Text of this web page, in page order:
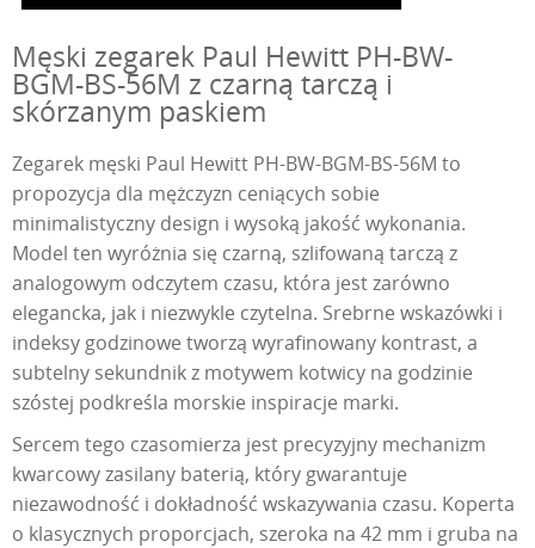
Męski zegarek Paul Hewitt PH-BW-
BGM-BS-56M z czarną tarczą i
skórzanym paskiem
Zegarek męski Paul Hewitt PH-BW-BGM-BS-56M to
propozycja dla mężczyzn ceniących sobie
minimalistyczny design i wysoką jakość wykonania.
Model ten wyróżnia się czarną, szlifowaną tarczą z
analogowym odczytem czasu, która jest zarówno
elegancka, jak i niezwykle czytelna. Srebrne wskazówki i
indeksy godzinowe tworzą wyrafinowany kontrast, a
subtelny sekundnik z motywem kotwicy na godzinie
szóstej podkreśla morskie inspiracje marki.
Sercem tego czasomierza jest precyzyjny mechanizm
kwarcowy zasilany baterią, który gwarantuje
niezawodność i dokładność wskazywania czasu. Koperta
o klasycznych proporcjach, szeroka na 42 mm i gruba na